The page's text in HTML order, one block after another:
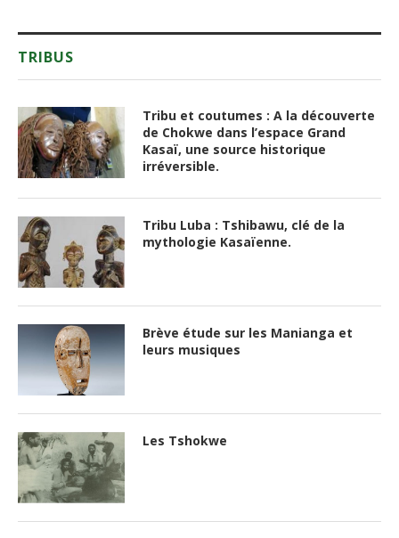
TRIBUS
Tribu et coutumes : A la découverte
de Chokwe dans l’espace Grand
Kasaï, une source historique
irréversible.
Tribu Luba : Tshibawu, clé de la
mythologie Kasaïenne.
Brève étude sur les Manianga et
leurs musiques
Les Tshokwe